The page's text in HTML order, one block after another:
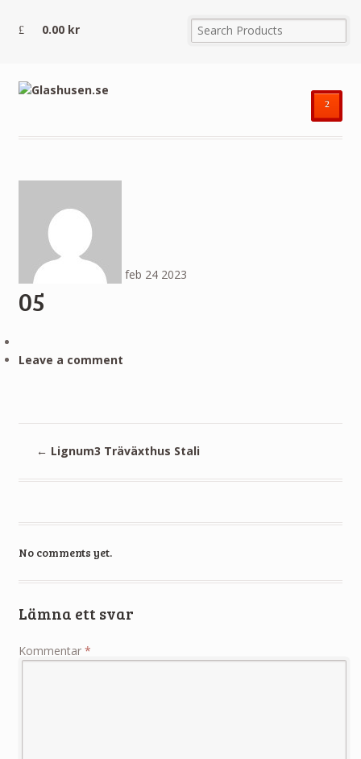
0.00 kr
²
feb 24 2023
05
Leave a comment
← Lignum3 Träväxthus Stali
No comments yet.
Lämna ett svar
Kommentar *